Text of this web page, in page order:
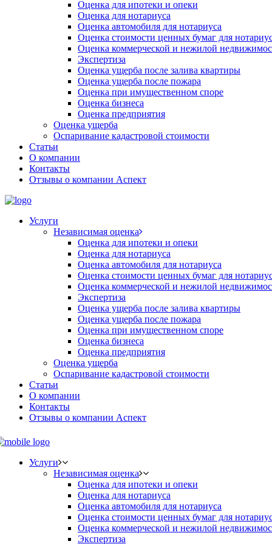
Оценка для ипотеки и опеки
Оценка для нотариуса
Оценка автомобиля для нотариуса
Оценка стоимости ценных бумаг для
Оценка коммерческой и нежилой
Экспертиза
Оценка ущерба после залива квартиры
Оценка ущерба после пожара
Оценка при имущественном споре
Оценка бизнеса
Оценка предприятия
Оценка ущерба
Оспаривание кадастровой стоимости
Статьи
О компании
Контакты
Отзывы о компании Аспект
Услуги
Независимая оценка
Оценка для ипотеки и опеки
Оценка для нотариуса
Оценка автомобиля для нотариуса
Оценка стоимости ценных бумаг для
Оценка коммерческой и нежилой
Экспертиза
Оценка ущерба после залива квартиры
Оценка ущерба после пожара
Оценка при имущественном споре
Оценка бизнеса
Оценка предприятия
Оценка ущерба
Оспаривание кадастровой стоимости
Статьи
О компании
Контакты
Отзывы о компании Аспект
Услуги
Независимая оценка
Оценка для ипотеки и опеки
Оценка для нотариуса
Оценка автомобиля для нотариуса
Оценка стоимости ценных бумаг для
Оценка коммерческой и нежилой
Экспертиза